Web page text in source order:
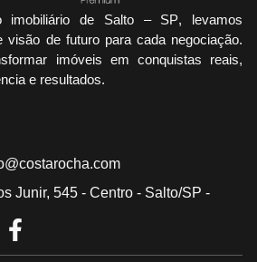
imobiliário de Salto – SP, levamos
visão de futuro para cada negociação.
imóveis em conquistas reais,
e resultados.
Junir, 545 - Centro - Salto/SP -